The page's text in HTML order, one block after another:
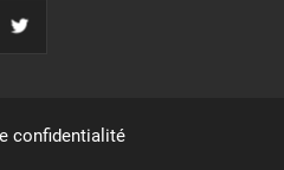
confidentialité